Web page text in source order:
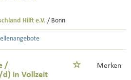
Hilft e.V. / Bonn
/
in Vollzeit
Merken